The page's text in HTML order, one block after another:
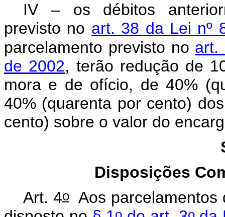
IV – os débitos
previsto no art. 38 da Lei nº
parcelamento previsto no art.
de 2002, terão redução de
mora e de ofício, de 40%
40% (quarenta por cento)
cento) sobre o valor do
Disposições
Art. 4oAos parcelamentos